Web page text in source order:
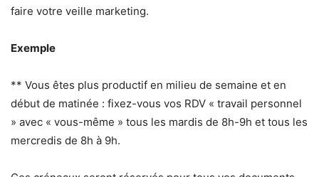
faire votre veille marketing.
Exemple
** Vous êtes plus productif en milieu de semaine et en
début de matinée : fixez-vous vos RDV « travail personnel
» avec « vous-même » tous les mardis de 8h-9h et tous les
mercredis de 8h à 9h.